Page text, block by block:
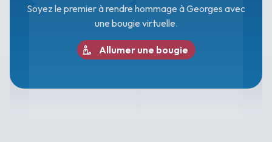
Soyez le premier à rendre hommage à Georges avec
une bougie virtuelle.
Allumer une bougie